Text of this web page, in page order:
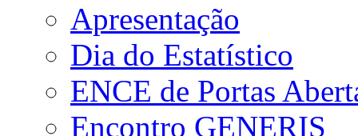
Apresentação
Dia do Estatístico
ENCE de Portas
Encontro GENERIS